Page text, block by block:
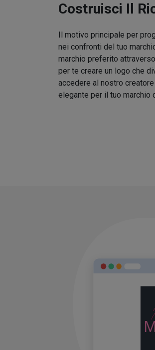
Costruisci Il
Il motivo principale per
nei confronti del tuo
marchio preferito
per te creare un logo che
accedere al nostro
elegante per il tuo marchio